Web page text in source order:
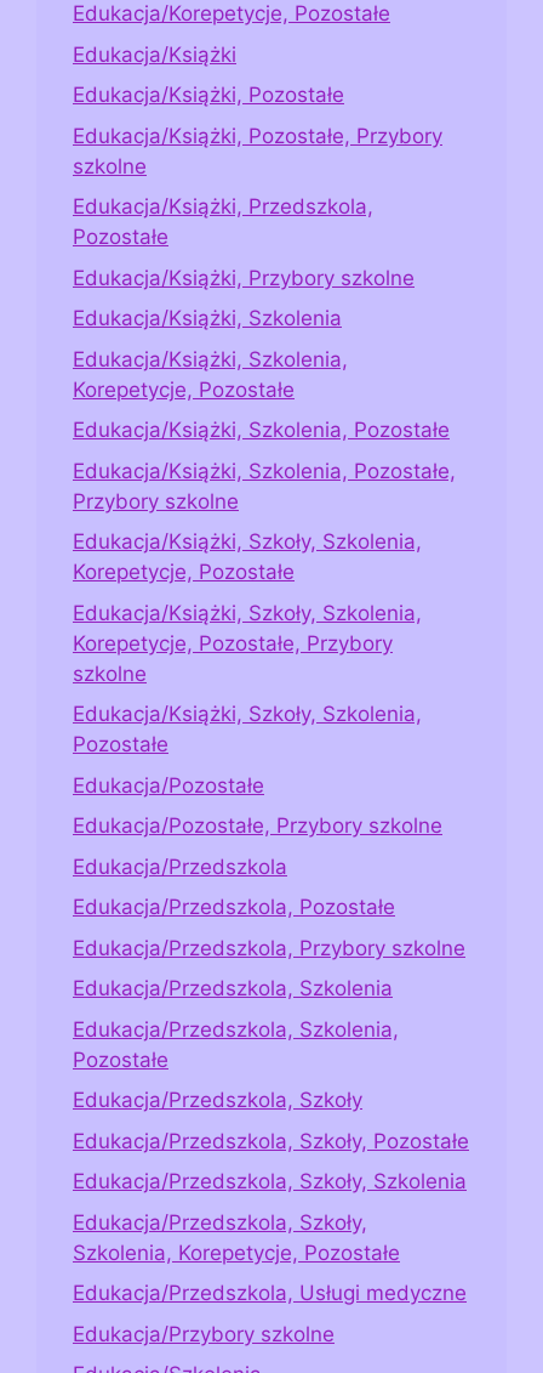
Edukacja/Korepetycje, Pozostałe
Edukacja/Książki
Edukacja/Książki, Pozostałe
Edukacja/Książki, Pozostałe, Przybory
szkolne
Edukacja/Książki, Przedszkola,
Pozostałe
Edukacja/Książki, Przybory szkolne
Edukacja/Książki, Szkolenia
Edukacja/Książki, Szkolenia,
Korepetycje, Pozostałe
Edukacja/Książki, Szkolenia, Pozostałe
Edukacja/Książki, Szkolenia, Pozostałe,
Przybory szkolne
Edukacja/Książki, Szkoły, Szkolenia,
Korepetycje, Pozostałe
Edukacja/Książki, Szkoły, Szkolenia,
Korepetycje, Pozostałe, Przybory
szkolne
Edukacja/Książki, Szkoły, Szkolenia,
Pozostałe
Edukacja/Pozostałe
Edukacja/Pozostałe, Przybory szkolne
Edukacja/Przedszkola
Edukacja/Przedszkola, Pozostałe
Edukacja/Przedszkola, Przybory szkolne
Edukacja/Przedszkola, Szkolenia
Edukacja/Przedszkola, Szkolenia,
Pozostałe
Edukacja/Przedszkola, Szkoły
Edukacja/Przedszkola, Szkoły, Pozostałe
Edukacja/Przedszkola, Szkoły, Szkolenia
Edukacja/Przedszkola, Szkoły,
Szkolenia, Korepetycje, Pozostałe
Edukacja/Przedszkola, Usługi medyczne
Edukacja/Przybory szkolne